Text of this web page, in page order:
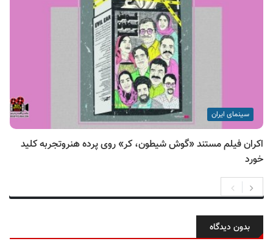
سینمای ایران
اکران فیلم مستند «گوش شیطون، کر» روی پرده هنروتجربه کلید
خورد
بدون دیدگاه